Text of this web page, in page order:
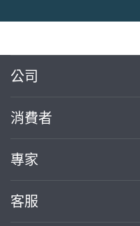
公司
消費者
專家
客服
繼續完成